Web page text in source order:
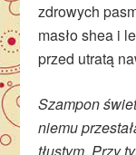
zdrowych
masło shea i
przed utratą
Szampon
niemu